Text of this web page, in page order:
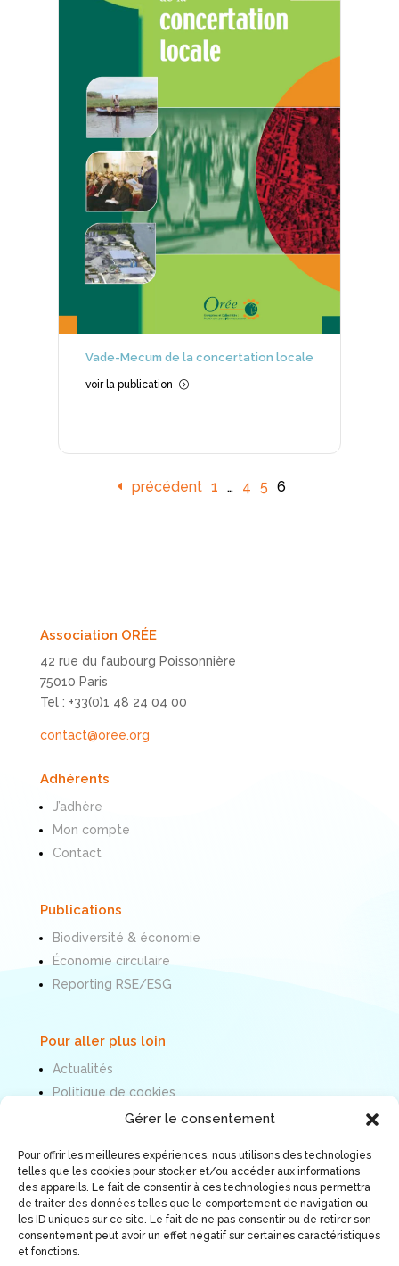
Gérer le consentement
Pour offrir les meilleures expériences, nous utilisons des technologies
telles que les cookies pour stocker et/ou accéder aux informations
des appareils. Le fait de consentir à ces technologies nous permettra
de traiter des données telles que le comportement de navigation ou
les ID uniques sur ce site. Le fait de ne pas consentir ou de retirer son
consentement peut avoir un effet négatif sur certaines caractéristiques
et fonctions.
Vade-Mecum de la concertation locale
voir la publication =
précédent 1 … 4 5 6
Association ORÉE
42 rue du faubourg Poissonnière
75010 Paris
Tel : +33(0)1 48 24 04 00
contact@oree.org
Adhérents
J’adhère
Mon compte
Contact
Publications
Biodiversité & économie
Économie circulaire
Reporting RSE/ESG
Pour aller plus loin
Actualités
Politique de cookies
Mentions légales
Nous suivre